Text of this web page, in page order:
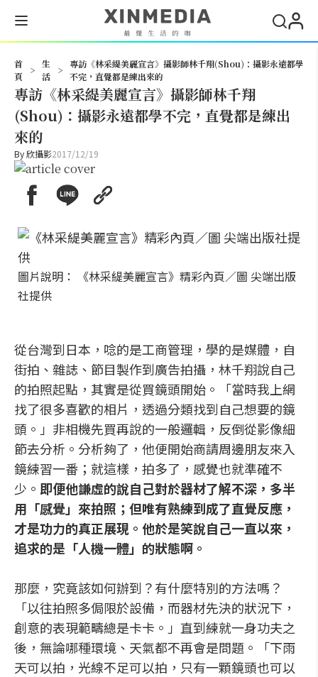
首
頁
>
生
活
>
專訪《林采緹美麗宣言》攝影師林千翔(Shou)：攝影永遠都學
不完，直覺都是練出來的
專訪《林采緹美麗宣言》攝影師林千翔
(Shou)：攝影永遠都學不完，直覺都是練出
來的
By欣攝影2017/12/19
圖片說明： 《林采緹美麗宣言》精彩內頁／圖 尖端出版
社提供
從台灣到日本，唸的是工商管理，學的是媒體，自
街拍、雜誌、節目製作到廣告拍攝，林千翔說自己
的拍照起點，其實是從買鏡頭開始。「當時我上網
找了很多喜歡的相片，透過分類找到自己想要的鏡
頭。」非相機先買再說的一般邏輯，反倒從影像細
節去分析。分析夠了，他便開始商請周邊朋友來入
鏡練習一番；就這樣，拍多了，感覺也就準確不
少。 即便他謙虛的說自己對於器材了解不深，多半
用「感覺」來拍照；但唯有熟練到成了直覺反應，
才是功力的真正展現。他於是笑說自己一直以來，
追求的是「人機一體」的狀態啊。
那麼，究竟該如何辦到？有什麼特別的方法嗎？
「以往拍照多侷限於設備，而器材先決的狀況下，
創意的表現範疇總是卡卡。」直到練就一身功夫之
後，無論哪種環境、天氣都不再會是問題。「下雨
天可以拍，光線不足可以拍，只有一顆鏡頭也可以